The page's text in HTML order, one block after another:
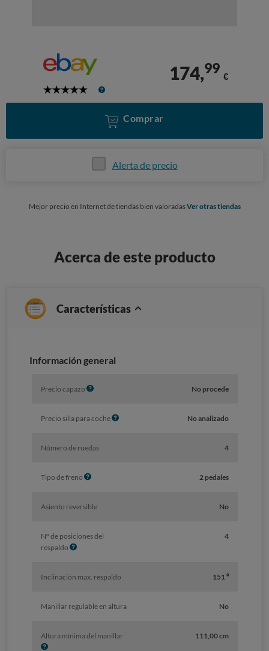
5
174,99
€
Comprar
Alerta de precio
Mejor precio en Internet de tiendas bien valoradasVer otras tiendas
Acerca de este producto
Características
Información general
Precio capazo I
o
No procede
Precio silla para cocheI
No analizado
Número de ruedas 4
Tipo de freno I
o
2 pedales
Asiento reversible No
Nº de posiciones del
respaldo I
o
4
Inclinación max. respaldo 151 ⁰
Manillar regulable en altura No
Altura mínima del manillarI
111,00 cm